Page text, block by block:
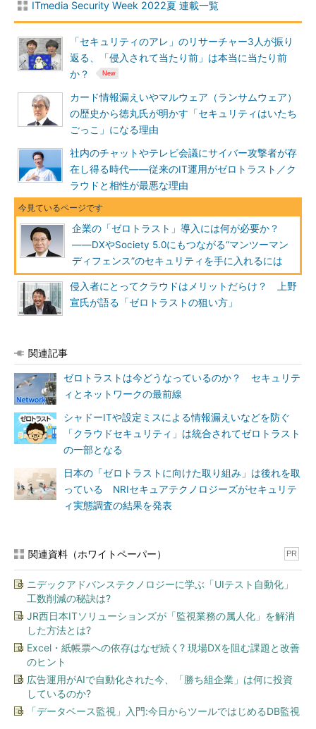
ITmedia Security Week 2022夏 連載一覧
「セキュリティのアレ」のリサーチャー3人が振り
返る、「侵入されて当たり前」は本当に当たり前
か？
カード情報漏えいやマルウェア（ランサムウェア）
の歴史から徳丸氏が明かす「セキュリティはいたち
ごっこ」になる理由
社内のチャットやテレビ会議にサイバー攻撃者が存
在し得る時代――従来のIT運用がゼロトラスト／ク
ラウドと相性が最悪な理由
企業の「ゼロトラスト」導入には何が必要か？
――DXやSociety 5.0にもつながる“マンツーマン
ディフェンス”のセキュリティを手に入れるには
侵入者にとってクラウドはメリットだらけ？ 上野
宣氏が語る「ゼロトラストの狙い方」
関連記事
ゼロトラストは今どうなっているのか？ セキュリテ
ィとネットワークの最前線
シャドーITや設定ミスによる情報漏えいなどを防ぐ
「クラウドセキュリティ」は統合されてゼロトラスト
の一部となる
日本の「ゼロトラストに向けた取り組み」は後れを取
っている NRIセキュアテクノロジーズがセキュリテ
ィ実態調査の結果を発表
関連資料（ホワイトペーパー） PR
ニデックアドバンステクノロジーに学ぶ「UIテスト自動化」
工数削減の秘訣は?
JR西日本ITソリューションズが「監視業務の属人化」を解消
した方法とは?
Excel・紙帳票への依存はなぜ続く? 現場DXを阻む課題と改善
のヒント
広告運用がAIで自動化された今、「勝ち組企業」は何に投資
しているのか?
「データベース監視」入門:今日からツールではじめるDB監視